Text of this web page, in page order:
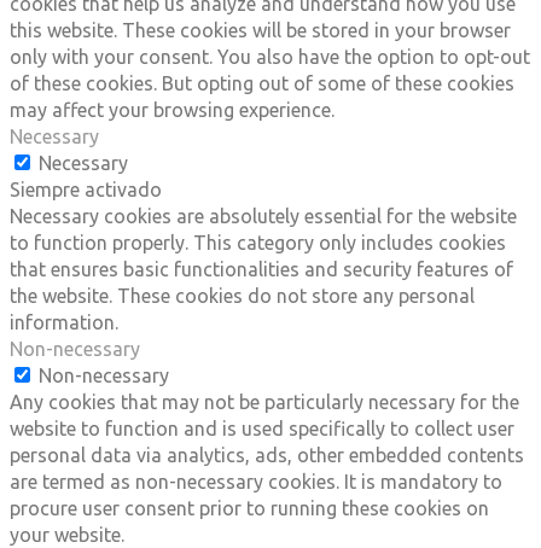
this website. These cookies will be stored in your browser
only with your consent. You also have the option to opt-out
of these cookies. But opting out of some of these cookies
may affect your browsing experience.
Necessary
Necessary
Siempre activado
Necessary cookies are absolutely essential for the website
to function properly. This category only includes cookies
that ensures basic functionalities and security features of
the website. These cookies do not store any personal
information.
Non-necessary
Non-necessary
Any cookies that may not be particularly necessary for the
website to function and is used specifically to collect user
personal data via analytics, ads, other embedded contents
are termed as non-necessary cookies. It is mandatory to
procure user consent prior to running these cookies on
your website.